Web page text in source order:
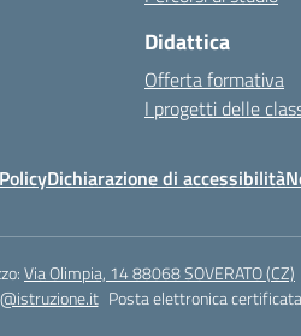
Didattica
Offerta formativa
I progetti delle
Dichiarazione di accessibilità
Via Olimpia, 14 88068 SOVERATO (CZ)
Posta elettronica